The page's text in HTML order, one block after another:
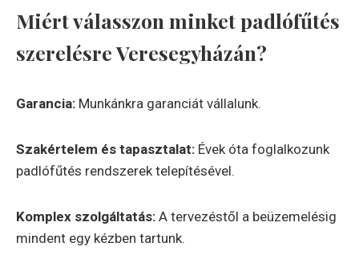
Miért válasszon minket padlófűtés
szerelésreVeresegyházán?
Garancia: Munkánkra garanciát vállalunk.
Szakértelem és tapasztalat: Évek óta foglalkozunk
padlófűtés rendszerek telepítésével.
Komplex szolgáltatás: A tervezéstől a beüzemelésig
mindent egy kézben tartunk.